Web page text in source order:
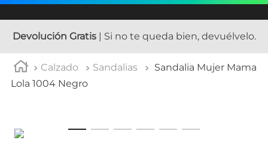
Devolución Gratis| Si no te queda bien, devuélvelo.
Calzado Sandalias
Sandalia Mujer Mama
Lola 1004 Negro
tenis hombre
5. tenis